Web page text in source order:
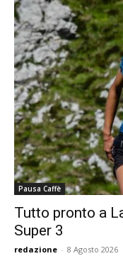
Pausa Caffè
Tutto pronto a
Super 3
redazione - 8 Agosto 2026